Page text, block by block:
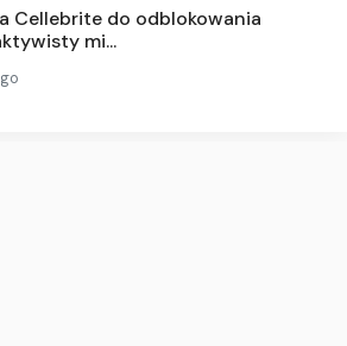
Cellebrite do odblokowania
mi...